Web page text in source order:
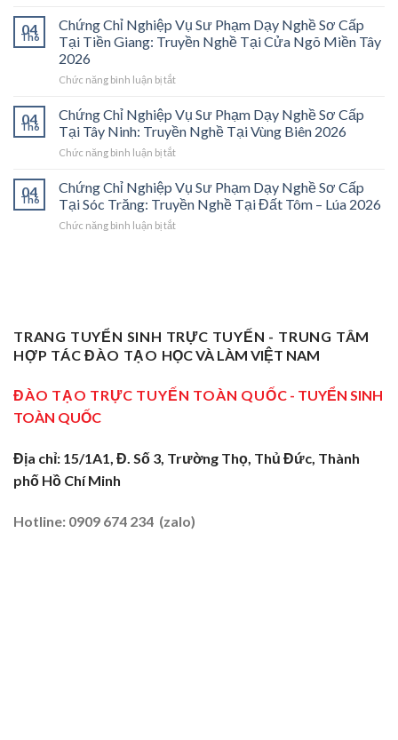
Cấp
Tại
Vĩnh
2026:
Cánh
Cửa
Nghề
“Thầy
Nghề”
Ở
Trung
Tâm
Chỉ
Nghiệp
Vụ
Phạm
Cấp
Tại
Trà
Vinh
Bệ
Phóng
Cho
Thợ
Nghề
04
Th6
Chứng Chỉ Nghiệp Vụ Sư Phạm Dạy Nghề Sơ Cấp
Tại Tiền Giang: Truyền Nghề Tại Cửa Ngõ Miền Tây
2026
Chức năng bình luận bị tắtở
Chỉ
Nghiệp
Vụ
Sư
Dạy
Nghề
Sơ
Cấp
Cửa
Ngõ
Miền
2026
04
Th6
Chứng Chỉ Nghiệp Vụ Sư Phạm Dạy Nghề Sơ Cấp
Tại Tây Ninh: Truyền Nghề Tại Vùng Biên 2026
Chức năng bình luận bị tắtở
Chỉ
Nghiệp
Vụ
Sư
Tây
Ninh:
Truyền
Tại
04
Th6
Chứng Chỉ Nghiệp Vụ Sư Phạm Dạy Nghề Sơ Cấp
Tại Sóc Trăng: Truyền Nghề Tại Đất Tôm – Lúa 2026
Chức năng bình luận bị tắtở
Dạy
Nghề
Sơ
Tại
Nghề
Tại
Lúa
TRANG TUYỂN SINH TRỰC TUYẾN - TRUNG TÂM
HỢP TÁC ĐÀO TẠO HỌC VÀ LÀM VIỆT NAM
ĐÀO TẠO TRỰC TUYẾN TOÀN QUỐC - TUYỂN SINH
TOÀN QUỐC
Địa chỉ: 15/1A1, Đ. Số 3, Trường Thọ, Thủ Đức, Thành
phố Hồ Chí Minh
Hotline: 0909 674 234 (zalo)